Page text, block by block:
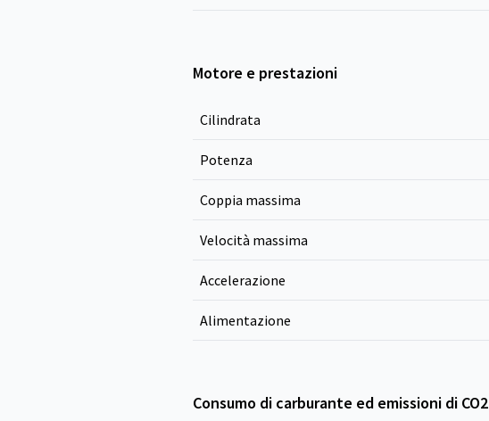
Motore e prestazioni
Cilindrata
Potenza
Coppia massima
Velocità massima
Accelerazione
Alimentazione
Consumo di carburante ed emissioni di CO2